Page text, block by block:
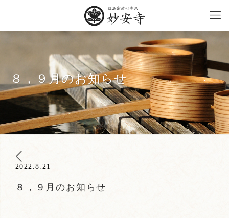
８，９月のお知らせ
８，９月のお知らせ
2022.8.21